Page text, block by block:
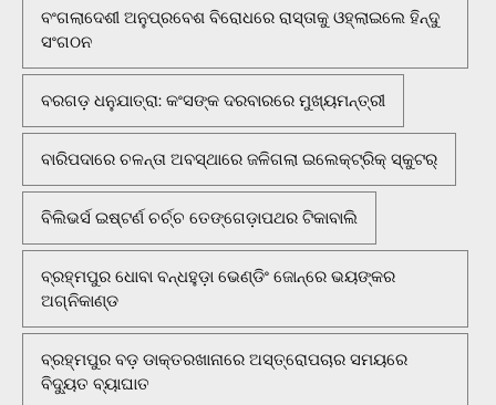
ବଂଗଲାଦେଶୀ ଅନୁପ୍ରବେଶ ବିରୋଧରେ ରାସ୍ତାକୁ ଓହ୍ଲାଇଲେ ହିନ୍ଦୁ
ସଂଗଠନ
ବରଗଡ଼ ଧନୁଯାତ୍ରା: କଂସଙ୍କ ଦରବାରରେ ମୁଖ୍ୟମନ୍ତ୍ରୀ
ବାରିପଦାରେ ଚଳନ୍ତା ଅବସ୍ଥାରେ ଜଳିଗଲା ଇଲେକ୍ଟ୍ରିକ୍ ସ୍କୁଟର୍
ବିଲିଭର୍ସ ଇଷ୍ଟର୍ଣ ଚର୍ଚ୍ଚ ତେଙ୍ଗେଡ଼ାପଥର ଟିକାବାଲି
ବ୍ରହ୍ମପୁର ଧୋବା ବନ୍ଧହୁଡ଼ା ଭେଣ୍ଡିଂ ଜୋନ୍‌ରେ ଭୟଙ୍କର
ଅଗ୍ନିକାଣ୍ଡ
ବ୍ରହ୍ମପୁର ବଡ଼ ଡାକ୍ତରଖାନାରେ ଅସ୍ତ୍ରୋପଚାର ସମୟରେ
ବିଦ୍ୟୁତ ବ୍ୟାଘାତ